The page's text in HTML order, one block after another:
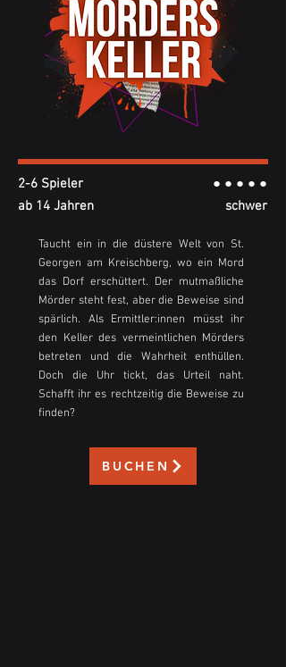
2-6 Spieler
ab 14 Jahren
● ● ● ● ●
schwer
Taucht ein in die düstere Welt von St.
Georgen am Kreischberg, wo ein Mord
das Dorf erschüttert. Der mutmaßliche
Mörder steht fest, aber die Beweise sind
spärlich. Als Ermittler:innen müsst ihr
den Keller des vermeintlichen Mörders
betreten und die Wahrheit enthüllen.
Doch die Uhr tickt, das Urteil naht.
Schafft ihr es rechtzeitig die Beweise zu
finden?
BUCHEN